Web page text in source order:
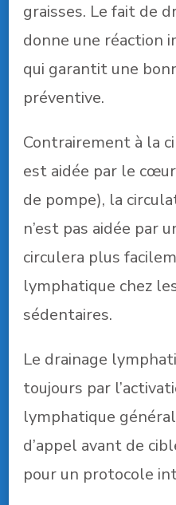
graisses. Le fait de
donne une réaction
qui garantit une
préventive.
Contrairement à la
est aidée par le
de pompe), la
n’est pas aidée par
circulera plus
lymphatique chez
sédentaires.
Le drainage
toujours par
lymphatique
d’appel avant de
pour un protocole